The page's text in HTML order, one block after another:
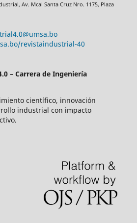
Av. Mcal Santa Cruz Nro. 1175, Plaza
revistaindustrial-40
– Carrera de Ingeniería
científico, innovación
industrial con impacto